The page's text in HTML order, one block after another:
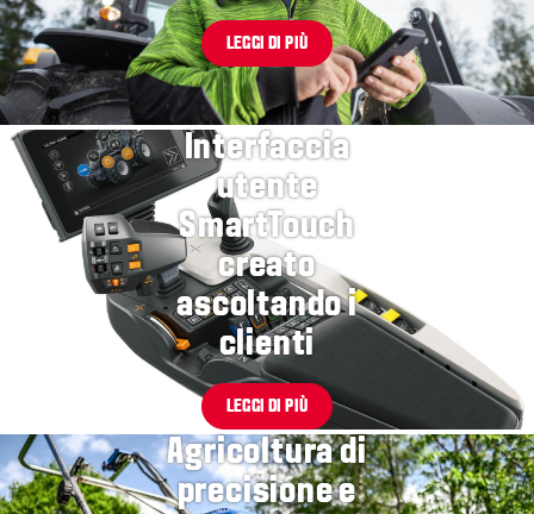
LEGGI DI PIÙ
Interfaccia
utente
SmartTouch
creato
ascoltando i
clienti
LEGGI DI PIÙ
Agricoltura di
precisione e